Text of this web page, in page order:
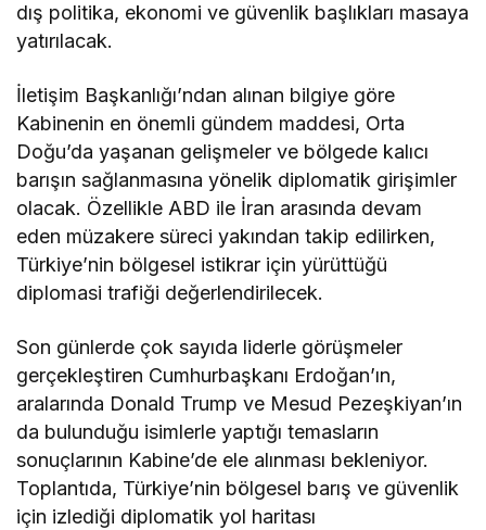
dış politika, ekonomi ve güvenlik başlıkları masaya
yatırılacak.
İletişim Başkanlığı’ndan alınan bilgiye göre
Kabinenin en önemli gündem maddesi, Orta
Doğu’da yaşanan gelişmeler ve bölgede kalıcı
barışın sağlanmasına yönelik diplomatik girişimler
olacak. Özellikle ABD ile İran arasında devam
eden müzakere süreci yakından takip edilirken,
Türkiye’nin bölgesel istikrar için yürüttüğü
diplomasi trafiği değerlendirilecek.
Son günlerde çok sayıda liderle görüşmeler
gerçekleştiren Cumhurbaşkanı Erdoğan’ın,
aralarında Donald Trump ve Mesud Pezeşkiyan’ın
da bulunduğu isimlerle yaptığı temasların
sonuçlarının Kabine’de ele alınması bekleniyor.
Toplantıda, Türkiye’nin bölgesel barış ve güvenlik
için izlediği diplomatik yol haritası